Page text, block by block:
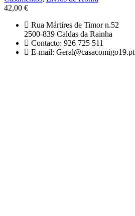
42,00 €
Rua Mártires de Timor n.52
2500-839 Caldas da Rainha
Contacto: 926 725 511
E-mail: Geral@casacomigo19.pt